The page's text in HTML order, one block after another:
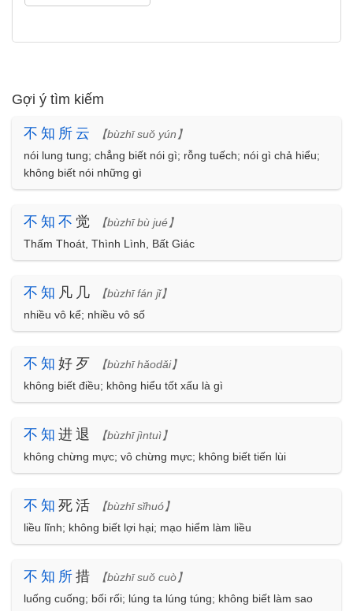
Gợi ý tìm kiếm
不 知 所 云
【bùzhī suǒ yún】
nói lung tung; chẳng biết nói gì; rỗng tuếch; nói gì chả hiểu;
không biết nói những gì
不 知 不 觉
【bùzhī bù jué】
Thấm Thoát, Thình Lình, Bất Giác
不 知 凡几
【bùzhī fán jǐ】
nhiều vô kể; nhiều vô số
不 知 好歹
【bùzhī hǎodǎi】
không biết điều; không hiểu tốt xấu là gì
不 知 进退
【bùzhī jìntuì】
không chừng mực; vô chừng mực; không biết tiến lùi
不 知 死活
【bùzhī sǐhuó】
liều lĩnh; không biết lợi hại; mạo hiểm làm liều
不 知 所 措
【bùzhī suǒ cuò】
luống cuống; bối rối; lúng ta lúng túng; không biết làm sao